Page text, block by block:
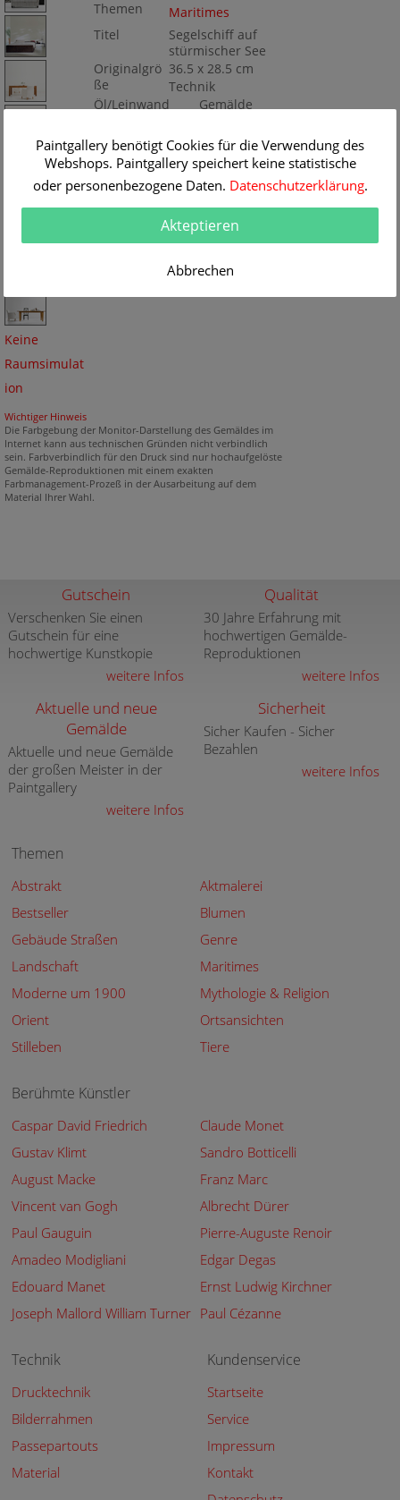
Keine
Raumsimulat
ion
Themen
Maritimes
Titel
Segelschiff auf
stürmischer See
Originalgrö
ße
36.5 x 28.5 cm
Technik
Öl/Leinwand
Gemälde
K081279
Wichtiger Hinweis
Die Farbgebung der Monitor-Darstellung des Gemäldes im
Internet kann aus technischen Gründen nicht verbindlich
sein. Farbverbindlich für den Druck sind nur hochaufgelöste
Gemälde-Reproduktionen mit einem exakten
Farbmanagement-Prozeß in der Ausarbeitung auf dem
Material Ihrer Wahl.
Gutschein
Verschenken Sie einen
Gutschein für eine
hochwertige Kunstkopie
weitere Infos
Qualität
30 Jahre Erfahrung mit
hochwertigen Gemälde-
Reproduktionen
weitere Infos
Aktuelle und neue
Gemälde
Aktuelle und neue Gemälde
der großen Meister in der
Paintgallery
weitere Infos
Sicherheit
Sicher Kaufen - Sicher
Bezahlen
weitere Infos
Themen
Abstrakt
Aktmalerei
Bestseller
Blumen
Gebäude Straßen
Genre
Landschaft
Maritimes
Moderne um 1900
Mythologie & Religion
Orient
Ortsansichten
Stilleben
Tiere
Berühmte Künstler
Caspar David Friedrich
Claude Monet
Gustav Klimt
Sandro Botticelli
August Macke
Franz Marc
Vincent van Gogh
Albrecht Dürer
Paul Gauguin
Pierre-Auguste Renoir
Amadeo Modigliani
Edgar Degas
Edouard Manet
Ernst Ludwig Kirchner
Joseph Mallord William Turner Paul Cézanne
Technik
Drucktechnik
Bilderrahmen
Passepartouts
Material
Kundenservice
Startseite
Service
Impressum
Kontakt
Paintgallery benötigt Cookies für die Verwendung des
Webshops. Paintgallery speichert keine statistische
oder personenbezogene Daten. Datenschutzerklärung.
Akteptieren
Abbrechen